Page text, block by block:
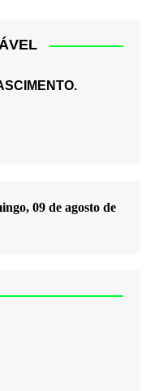
09 de agosto de